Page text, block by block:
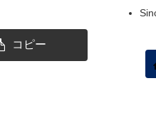
コピー